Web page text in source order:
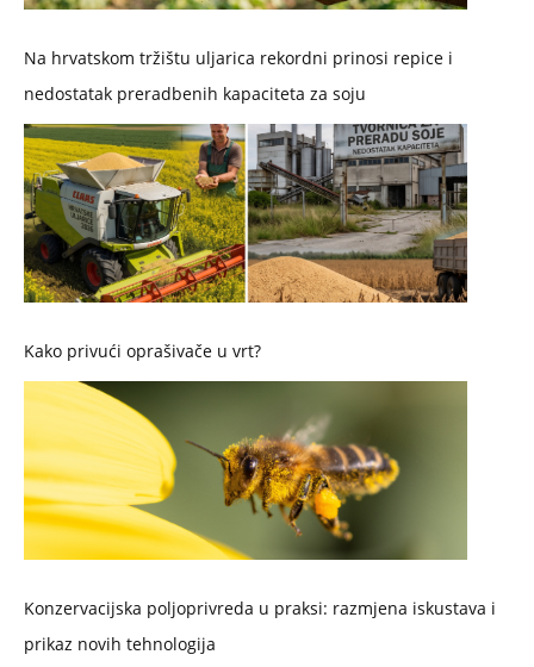
Na hrvatskom tržištu uljarica rekordni prinosi repice i
nedostatak preradbenih kapaciteta za soju
Kako privući oprašivače u vrt?
Konzervacijska poljoprivreda u praksi: razmjena iskustava i
prikaz novih tehnologija